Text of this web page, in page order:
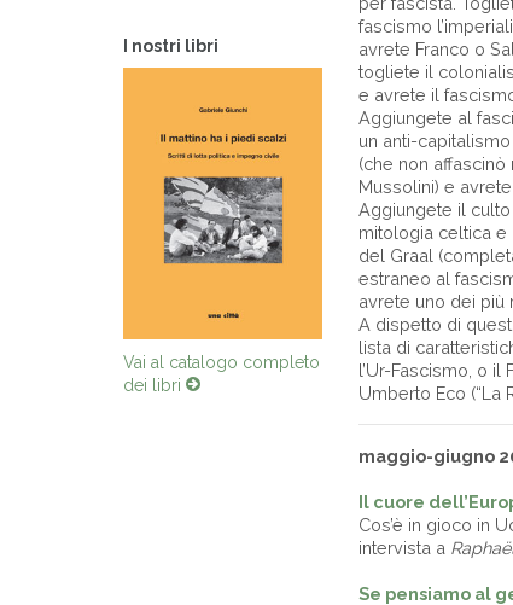
I nostri libri
Vai al catalogo completo
dei libri
fascismo
avrete Franco o
togliete il
e avrete il
Aggiungete al
un anti-
(che non affascinò
Mussolini) e avrete
Aggiungete il
mitologia celtica e
del Graal
estraneo al
avrete uno dei più
A dispetto di
lista di
l’Ur-Fascismo, o il
Umberto Eco (“La
maggio-giugno
Il cuore
Cos’è in gioco in
intervista a
Se pensiamo al